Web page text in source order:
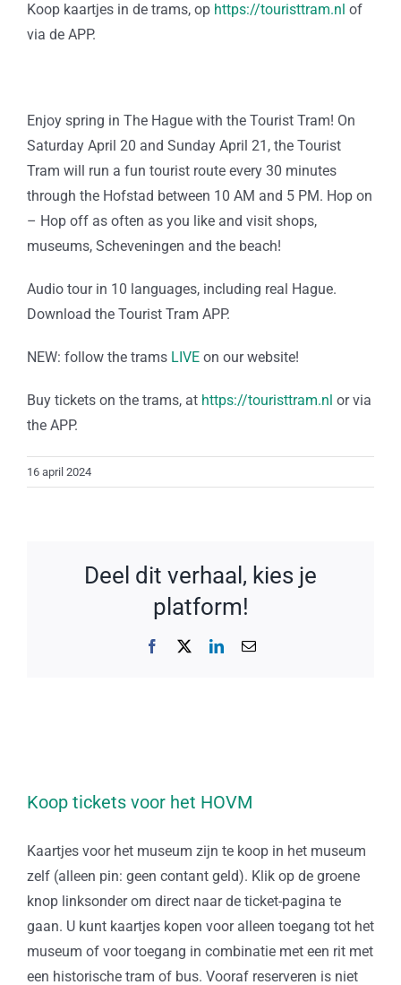
Koop kaartjes in de trams, op https://touristtram.nl of
via de APP.
Enjoy spring in The Hague with the Tourist Tram! On
Saturday April 20 and Sunday April 21, the Tourist
Tram will run a fun tourist route every 30 minutes
through the Hofstad between 10 AM and 5 PM. Hop on
– Hop off as often as you like and visit shops,
museums, Scheveningen and the beach!
Audio tour in 10 languages, including real Hague.
Download the Tourist Tram APP.
NEW: follow the trams LIVE on our website!
Buy tickets on the trams, at https://touristtram.nl or via
the APP.
16 april 2024
Deel dit verhaal, kies je
platform!
Facebook LinkedIn
E-
Koop tickets voor het HOVM
Kaartjes voor het museum zijn te koop in het museum
zelf (alleen pin: geen contant geld). Klik op de groene
knop linksonder om direct naar de ticket-pagina te
gaan. U kunt kaartjes kopen voor alleen toegang tot het
museum of voor toegang in combinatie met een rit met
een historische tram of bus. Vooraf reserveren is niet